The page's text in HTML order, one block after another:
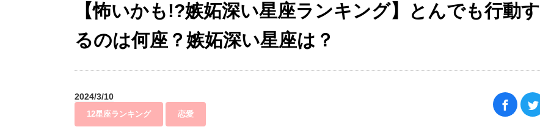
【怖いかも!?嫉妬深い星座ランキング】とんでも行動す
るのは何座？嫉妬深い星座は？
2024/3/10
12星座ランキング 恋愛